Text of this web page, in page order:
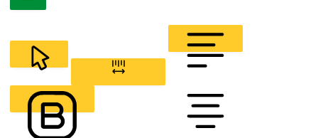
CURSOR